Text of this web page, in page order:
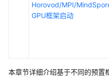
准
创
Horovod/MPI/
GPU框架启动
本章节详细介绍基于不同的预置